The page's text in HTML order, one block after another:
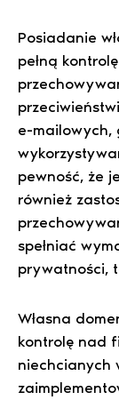
Posiadanie
pełną
e-mailowych,
pewność, że
również
spełniać
prywatności,
Własna
kontrolę nad
niechcianych